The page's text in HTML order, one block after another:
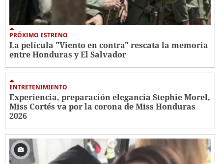
PRÓXIMO ESTRENO
La película "Viento en contra" rescata la memoria
entre Honduras y El Salvador
ENTRETENIMIENTO
Experiencia, preparación elegancia Stephie Morel,
Miss Cortés va por la corona de Miss Honduras
2026